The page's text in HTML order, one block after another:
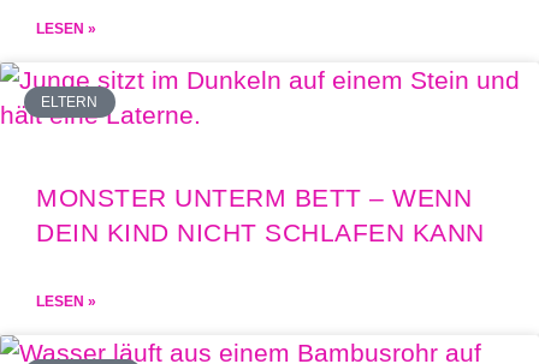
LESEN »
ELTERN
MONSTER UNTERM BETT – WENN
DEIN KIND NICHT SCHLAFEN KANN
LESEN »